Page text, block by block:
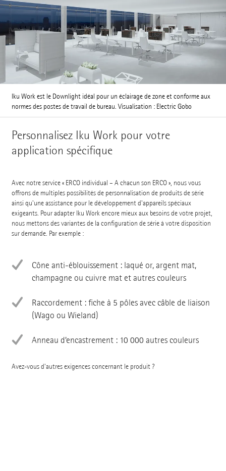
Iku Work est le Downlight idéal pour un éclairage de zone et conforme aux
normes des postes de travail de bureau. Visualisation : Electric Gobo
Personnalisez Iku Work pour votre
application spécifique
Avec notre service « ERCO individual – A chacun son ERCO », nous vous
offrons de multiples possibilités de personnalisation de produits de série
ainsi qu'une assistance pour le développement d'appareils spéciaux
exigeants. Pour adapter Iku Work encore mieux aux besoins de votre projet,
nous mettons des variantes de la configuration de série à votre disposition
sur demande. Par exemple :
Cône anti-éblouissement : laqué or, argent mat,
champagne ou cuivre mat et autres couleurs
Raccordement : fiche à 5 pôles avec câble de liaison
(Wago ou Wieland)
Anneau d’encastrement : 10 000 autres couleurs
Avez-vous d'autres exigences concernant le produit ?